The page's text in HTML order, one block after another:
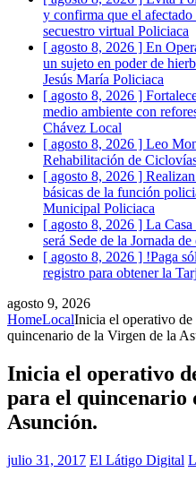
y confirma que el afectado
secuestro virtual Policiaca
[ agosto 8, 2026 ] En
un sujeto en poder de
Jesús María Policiaca
[ agosto 8, 2026 ]
medio ambiente con
Chávez Local
[ agosto 8, 2026 ] Leo
Rehabilitación de
[ agosto 8, 2026 ]
básicas de la función
Municipal Policiaca
[ agosto 8, 2026 ] La
será Sede de la Jornada
[ agosto 8, 2026 ] !Paga
registro para obtener la
agosto 9, 2026
HomeLocalInicia el operativo
quincenario de la Virgen de la
Inicia el operativo
para el quincenario
Asunción.
julio 31, 2017 El Látigo Digital